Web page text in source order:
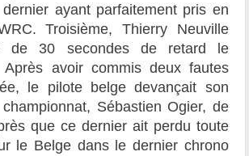
ayant parfaitement pris en
Troisième, Thierry Neuville
de 30 secondes de retard le
Après avoir commis deux fautes
le pilote belge devançait son
Sébastien Ogier, de
que ce dernier ait perdu toute
le Belge dans le dernier chrono